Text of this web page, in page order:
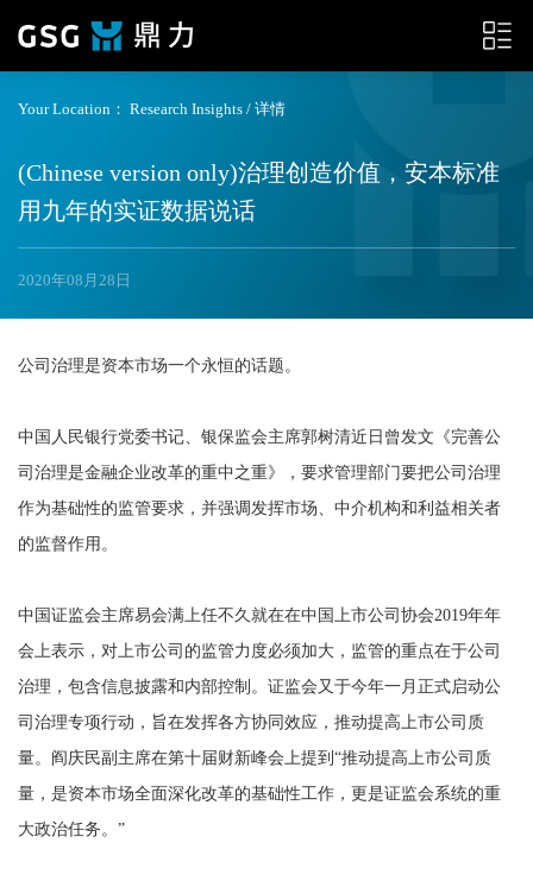
Your Location： Research Insights / 详情
(Chinese version only)治理创造价值，安本标准
用九年的实证数据说话
2020年08月28日
公司治理是资本市场一个永恒的话题。
中国人民银行党委书记、银保监会主席郭树清近日曾发文《完善公
司治理是金融企业改革的重中之重》，要求管理部门要把公司治理
作为基础性的监管要求，并强调发挥市场、中介机构和利益相关者
的监督作用。
中国证监会主席易会满上任不久就在在中国上市公司协会2019年年
会上表示，对上市公司的监管力度必须加大，监管的重点在于公司
治理，包含信息披露和内部控制。证监会又于今年一月正式启动公
司治理专项行动，旨在发挥各方协同效应，推动提高上市公司质
量。阎庆民副主席在第十届财新峰会上提到“推动提高上市公司质
量，是资本市场全面深化改革的基础性工作，更是证监会系统的重
大政治任务。”